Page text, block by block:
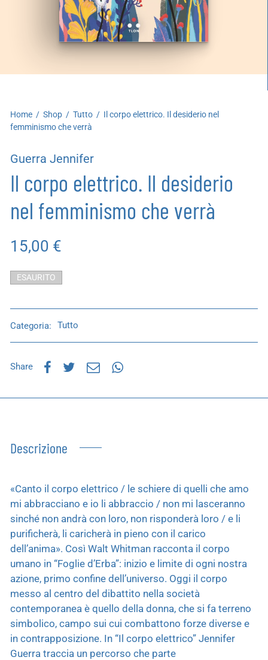
Home / Shop / Tutto / Il corpo elettrico. Il desiderio nel
femminismo che verrà
Guerra Jennifer
Il corpo elettrico. Il desiderio
nel femminismo che verrà
15,00 €
ESAURITO
Categoria: Tutto
Share
Descrizione
«Canto il corpo elettrico / le schiere di quelli che amo
mi abbracciano e io li abbraccio / non mi lasceranno
sinché non andrà con loro, non risponderà loro / e li
purificherà, li caricherà in pieno con il carico
dell’anima». Così Walt Whitman racconta il corpo
umano in “Foglie d’Erba”: inizio e limite di ogni nostra
azione, primo confine dell’universo. Oggi il corpo
messo al centro del dibattito nella società
contemporanea è quello della donna, che si fa terreno
simbolico, campo sui cui combattono forze diverse e
in contrapposizione. In “Il corpo elettrico” Jennifer
Guerra traccia un percorso che parte